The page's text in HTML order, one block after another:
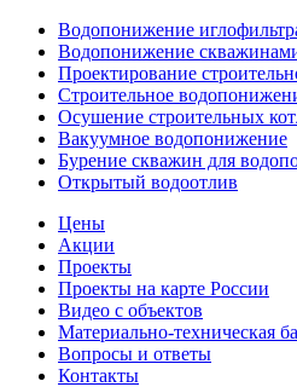
Водопонижение
Водопонижение
Проектирование
Строительное
Осушение строительных
Вакуумное водопонижение
Бурение скважин для
Открытый водоотлив
Цены
Акции
Проекты
Проекты на карте России
Видео с объектов
Материально-техническая
Вопросы и ответы
Контакты